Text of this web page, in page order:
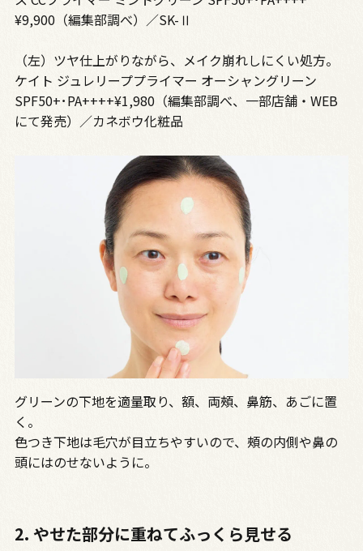
¥9,900（編集部調べ）／SK-Ⅱ
（左）ツヤ仕上がりながら、メイク崩れしにくい処方。
ケイト ジュレリーププライマー オーシャングリーン
SPF50+･PA++++¥1,980（編集部調べ、一部店舗・WEB
にて発売）／カネボウ化粧品
グリーンの下地を適量取り、額、両頰、鼻筋、あごに置
く。
色つき下地は毛穴が目立ちやすいので、頰の内側や鼻の
頭にはのせないように。
2. やせた部分に重ねてふっくら見せる